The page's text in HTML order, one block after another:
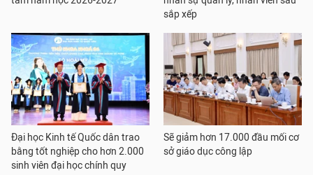
sắp xếp
Đại học Kinh tế Quốc dân trao
bằng tốt nghiệp cho hơn 2.000
sinh viên đại học chính quy
Sẽ giảm hơn 17.000 đầu mối cơ
sở giáo dục công lập